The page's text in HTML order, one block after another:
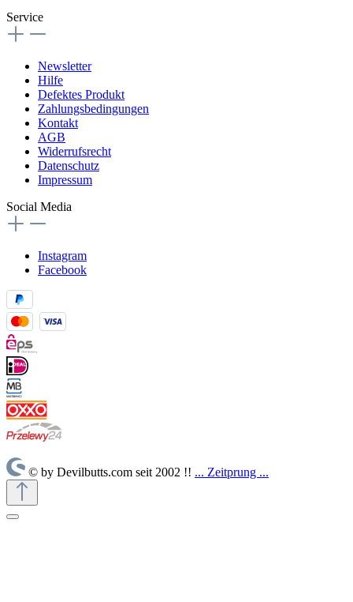
Service
Newsletter
Hilfe
Defektes Produkt
Zahlungsbedingungen
Kontakt
AGB
Widerrufsrecht
Datenschutz
Impressum
Social Media
Instagram
Facebook
© by Devilbutts.com seit 2002 !! ... Zeitprung ...